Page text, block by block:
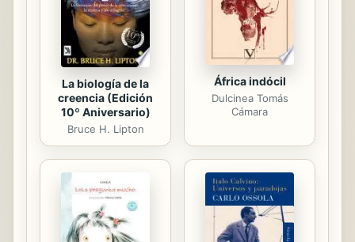
intensa pasión. Los Bryant...
orgullosos y...
La biología de la
creencia (Edición
10º Aniversario)
Bruce H. Lipton
África indócil
Dulcinea Tomás
Cámara